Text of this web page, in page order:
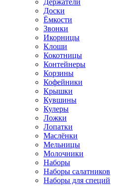
Держатели
Доски
Ёмкости
Звонки
Икорницы
Клоши
Кокотницы
Контейнеры
Корзины
Кофейники
Крышки
Кувшины
Кулеры
Ложки
Лопатки
Маслёнки
Мельницы
Молочники
Наборы
Наборы салатников
Наборы для специй